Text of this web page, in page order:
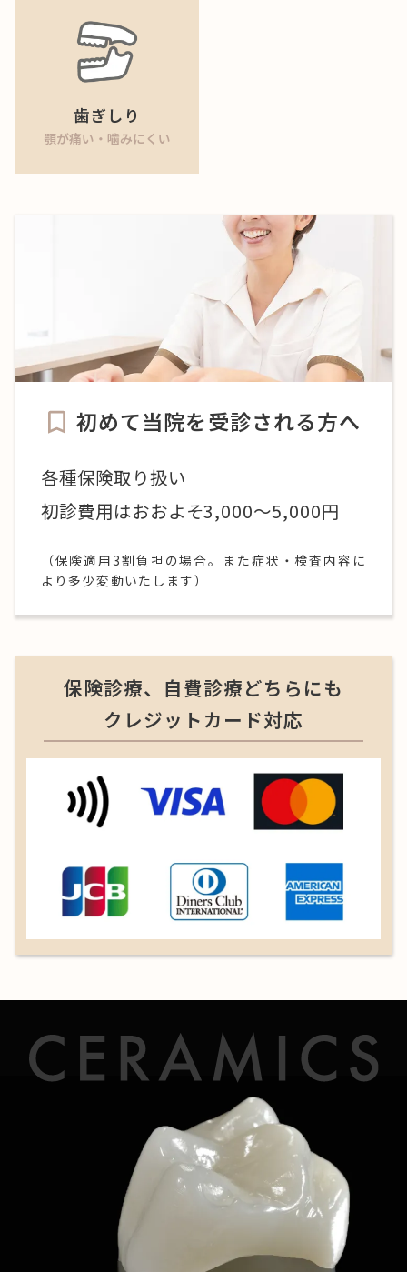
歯ぎしり
顎が痛い・噛みにくい
初めて当院を受診される方へ
各種保険取り扱い
初診費用はおおよそ3,000〜5,000円
（保険適用3割負担の場合。また症状・検査内容に
より多少変動いたします）
保険診療、自費診療どちらにも
クレジットカード対応